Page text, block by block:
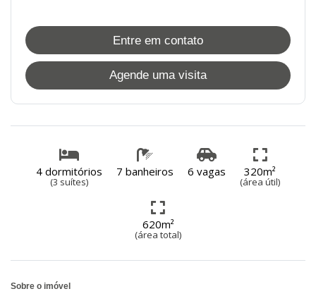
Entre em contato
Agende uma visita
4 dormitórios
(3 suítes)
7 banheiros 6 vagas 320m²
(área útil)
620m²
(área total)
Sobre o imóvel